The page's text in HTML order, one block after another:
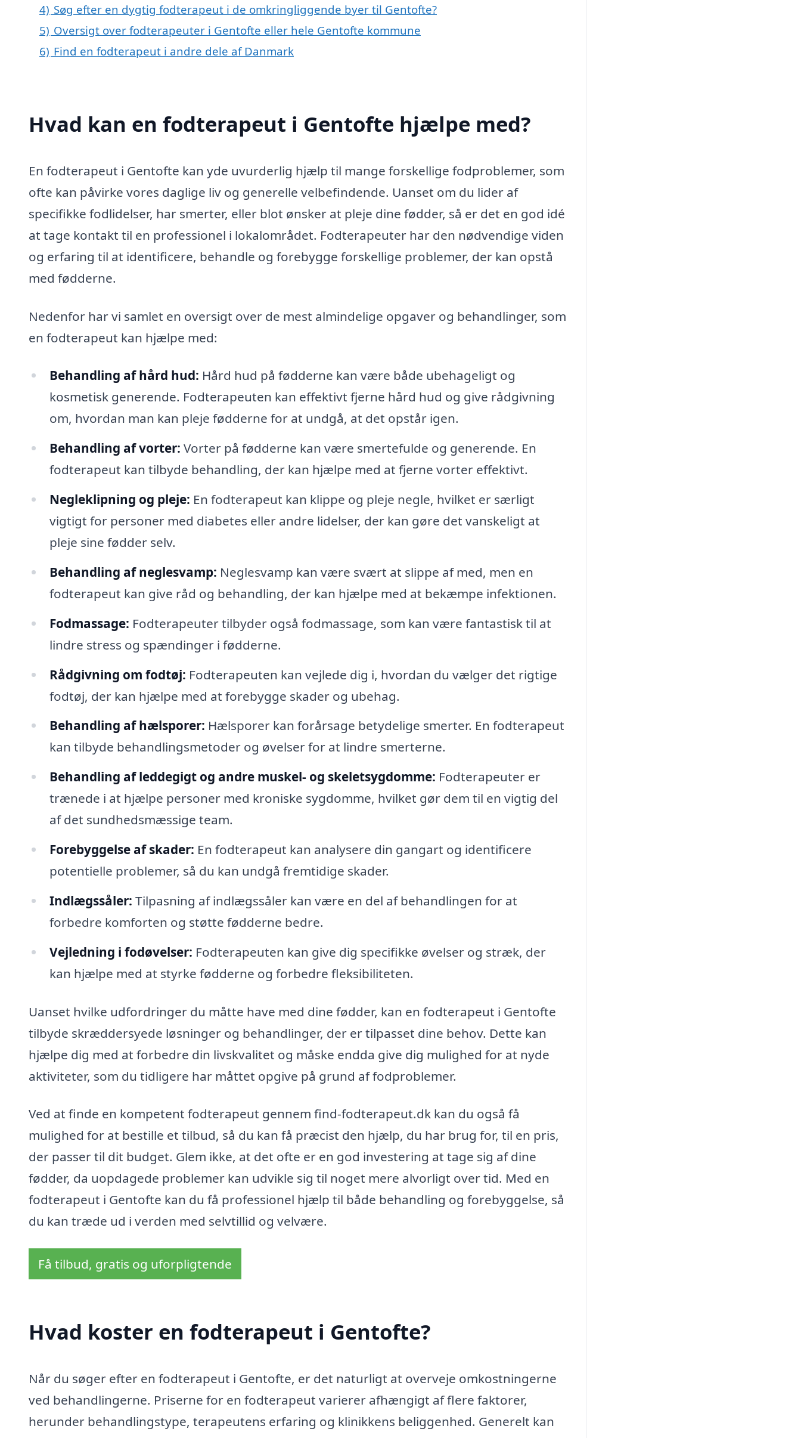
4) Søg efter en dygtig fodterapeut i de omkringliggende byer til Gentofte?
5) Oversigt over fodterapeuter i Gentofte eller hele Gentofte kommune
6) Find en fodterapeut i andre dele af Danmark
Hvad kan en fodterapeut i Gentofte hjælpe med?
En fodterapeut i Gentofte kan yde uvurderlig hjælp til mange forskellige fodproblemer, som
ofte kan påvirke vores daglige liv og generelle velbefindende. Uanset om du lider af
specifikke fodlidelser, har smerter, eller blot ønsker at pleje dine fødder, så er det en god idé
at tage kontakt til en professionel i lokalområdet. Fodterapeuter har den nødvendige viden
og erfaring til at identificere, behandle og forebygge forskellige problemer, der kan opstå
med fødderne.
Nedenfor har vi samlet en oversigt over de mest almindelige opgaver og behandlinger, som
en fodterapeut kan hjælpe med:
Behandling af hård hud: Hård hud på fødderne kan være både ubehageligt og
kosmetisk generende. Fodterapeuten kan effektivt fjerne hård hud og give rådgivning
om, hvordan man kan pleje fødderne for at undgå, at det opstår igen.
Behandling af vorter: Vorter på fødderne kan være smertefulde og generende. En
fodterapeut kan tilbyde behandling, der kan hjælpe med at fjerne vorter effektivt.
Negleklipning og pleje: En fodterapeut kan klippe og pleje negle, hvilket er særligt
vigtigt for personer med diabetes eller andre lidelser, der kan gøre det vanskeligt at
pleje sine fødder selv.
Behandling af neglesvamp: Neglesvamp kan være svært at slippe af med, men en
fodterapeut kan give råd og behandling, der kan hjælpe med at bekæmpe infektionen.
Fodmassage: Fodterapeuter tilbyder også fodmassage, som kan være fantastisk til at
lindre stress og spændinger i fødderne.
Rådgivning om fodtøj: Fodterapeuten kan vejlede dig i, hvordan du vælger det rigtige
fodtøj, der kan hjælpe med at forebygge skader og ubehag.
Behandling af hælsporer: Hælsporer kan forårsage betydelige smerter. En fodterapeut
kan tilbyde behandlingsmetoder og øvelser for at lindre smerterne.
Behandling af leddegigt og andre muskel- og skeletsygdomme: Fodterapeuter er
trænede i at hjælpe personer med kroniske sygdomme, hvilket gør dem til en vigtig del
af det sundhedsmæssige team.
Forebyggelse af skader: En fodterapeut kan analysere din gangart og identificere
potentielle problemer, så du kan undgå fremtidige skader.
Indlægssåler: Tilpasning af indlægssåler kan være en del af behandlingen for at
forbedre komforten og støtte fødderne bedre.
Vejledning i fodøvelser: Fodterapeuten kan give dig specifikke øvelser og stræk, der
kan hjælpe med at styrke fødderne og forbedre fleksibiliteten.
Uanset hvilke udfordringer du måtte have med dine fødder, kan en fodterapeut i Gentofte
tilbyde skræddersyede løsninger og behandlinger, der er tilpasset dine behov. Dette kan
hjælpe dig med at forbedre din livskvalitet og måske endda give dig mulighed for at nyde
aktiviteter, som du tidligere har måttet opgive på grund af fodproblemer.
Ved at finde en kompetent fodterapeut gennem find-fodterapeut.dk kan du også få
mulighed for at bestille et tilbud, så du kan få præcist den hjælp, du har brug for, til en pris,
der passer til dit budget. Glem ikke, at det ofte er en god investering at tage sig af dine
fødder, da uopdagede problemer kan udvikle sig til noget mere alvorligt over tid. Med en
fodterapeut i Gentofte kan du få professionel hjælp til både behandling og forebyggelse, så
du kan træde ud i verden med selvtillid og velvære.
Få tilbud, gratis og uforpligtende
Hvad koster en fodterapeut i Gentofte?
Når du søger efter en fodterapeut i Gentofte, er det naturligt at overveje omkostningerne
ved behandlingerne. Priserne for en fodterapeut varierer afhængigt af flere faktorer,
herunder behandlingstype, terapeutens erfaring og klinikkens beliggenhed. Generelt kan